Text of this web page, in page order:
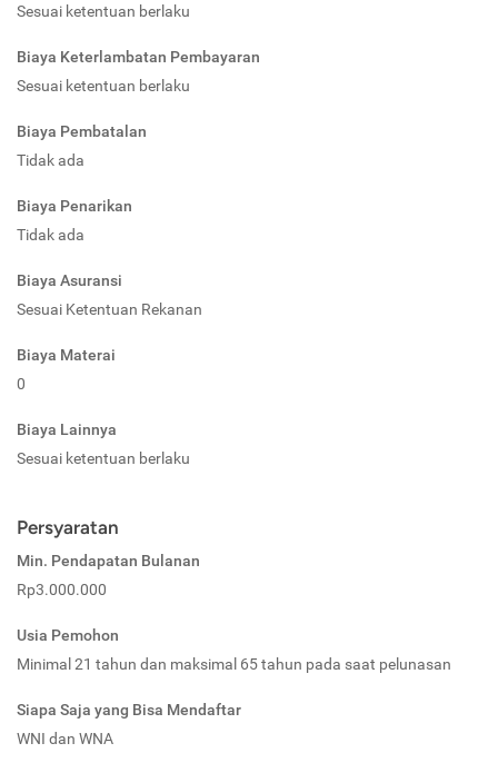
Sesuai ketentuan berlaku
Biaya Keterlambatan Pembayaran
Sesuai ketentuan berlaku
Biaya Pembatalan
Tidak ada
Biaya Penarikan
Tidak ada
Biaya Asuransi
Sesuai Ketentuan Rekanan
Biaya Materai
0
Biaya Lainnya
Sesuai ketentuan berlaku
Persyaratan
Min. Pendapatan Bulanan
Rp3.000.000
Usia Pemohon
Minimal 21 tahun dan maksimal 65 tahun pada saat pelunasan
Siapa Saja yang Bisa Mendaftar
WNI dan WNA